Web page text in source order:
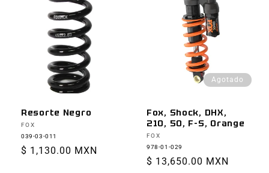
Resorte Negro
Proveedor:
FOX
039-03-011
Precio
$ 1,130.00 MXN
Agotado
Fox, Shock, DHX,
210, 50, F-S, Orange
Proveedor:
FOX
978-01-029
Precio
$ 13,650.00 MXN